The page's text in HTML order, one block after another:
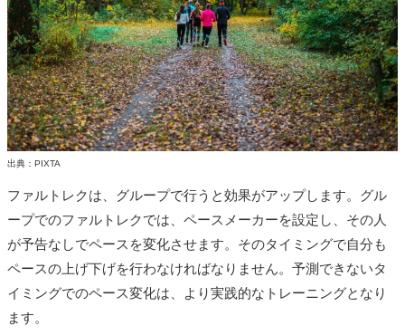
出典：PIXTA
ファルトレクは、グループで行うと効果がアップします。グル
ープでのファルトレクでは、ペースメーカーを設定し、その人
が予告なしでペースを変化させます。そのタイミングで自分も
ペースの上げ下げを行わなければなりません。予測できないタ
イミングでのペース変化は、より実践的なトレーニングとなり
ます。